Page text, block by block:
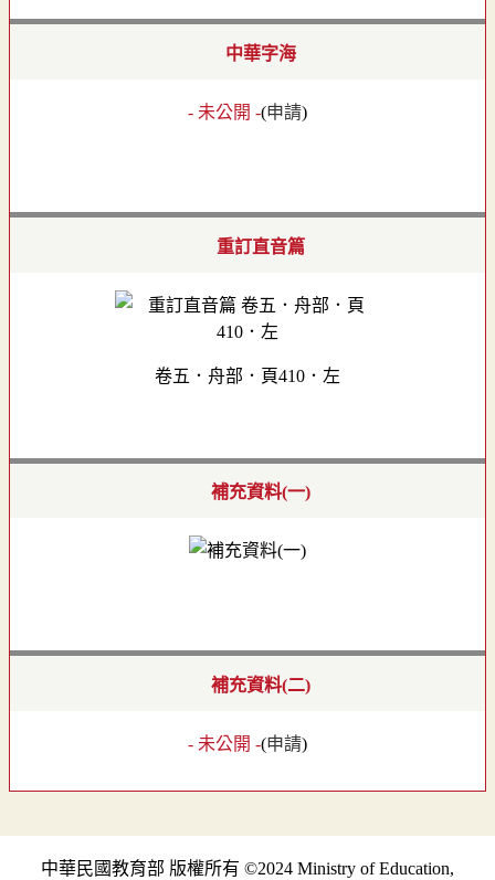
中華字海
- 未公開 -(申請)
重訂直音篇
卷五．舟部．頁410．左
補充資料(一)
補充資料(二)
- 未公開 -(申請)
中華民國教育部 版權所有 ©2024 Ministry of Education,